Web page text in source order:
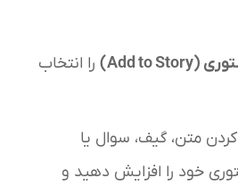
(Add to Story)
را انتخاب
متن، گیف، سوال یا
خود را افزایش دهید و